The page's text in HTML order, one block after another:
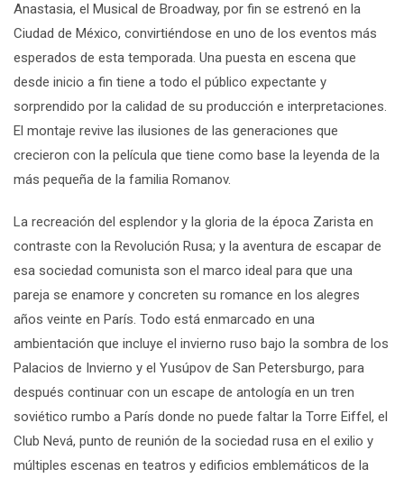
Anastasia, el Musical de Broadway, por fin se estrenó en la
Ciudad de México, convirtiéndose en uno de los eventos más
esperados de esta temporada. Una puesta en escena que
desde inicio a fin tiene a todo el público expectante y
sorprendido por la calidad de su producción e interpretaciones.
El montaje revive las ilusiones de las generaciones que
crecieron con la película que tiene como base la leyenda de la
más pequeña de la familia Romanov.
La recreación del esplendor y la gloria de la época Zarista en
contraste con la Revolución Rusa; y la aventura de escapar de
esa sociedad comunista son el marco ideal para que una
pareja se enamore y concreten su romance en los alegres
años veinte en París. Todo está enmarcado en una
ambientación que incluye el invierno ruso bajo la sombra de los
Palacios de Invierno y el Yusúpov de San Petersburgo, para
después continuar con un escape de antología en un tren
soviético rumbo a París donde no puede faltar la Torre Eiffel, el
Club Nevá, punto de reunión de la sociedad rusa en el exilio y
múltiples escenas en teatros y edificios emblemáticos de la